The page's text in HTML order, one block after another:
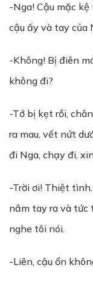
-Nga! Cậu mặc
cậu ấy và tay của
-Không! Bị điên
không đi?
-Tớ bị kẹt rồi,
ra mau, vết nứt
đi Nga, chạy đi,
-Trời ơi! Thiệt
nắm tay ra và tức
nghe tôi nói.
-Liên, cậu ổn